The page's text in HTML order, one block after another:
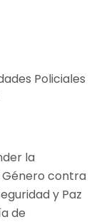
la
contra
y Paz
de